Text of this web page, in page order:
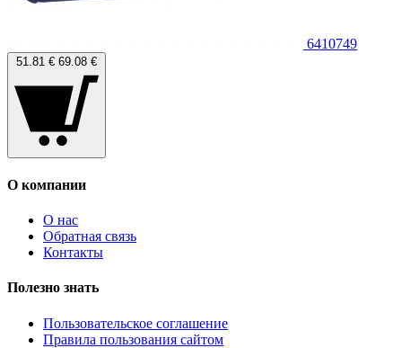
6410749
51.81 € 69.08 €
О компании
О нас
Обратная связь
Контакты
Полезно знать
Пользовательское соглашение
Правила пользования сайтом